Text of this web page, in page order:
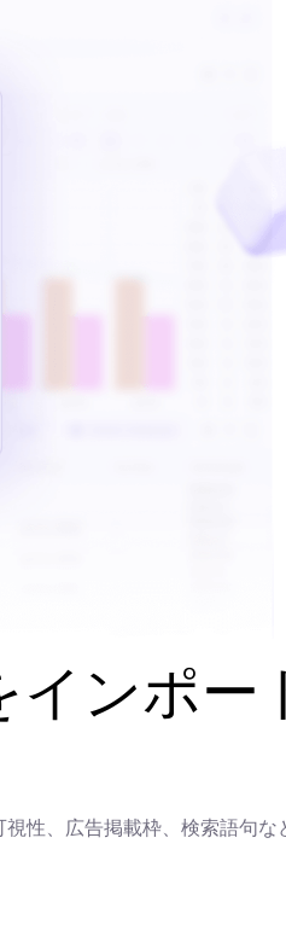
インポー
性、広告掲載枠、検索語句な